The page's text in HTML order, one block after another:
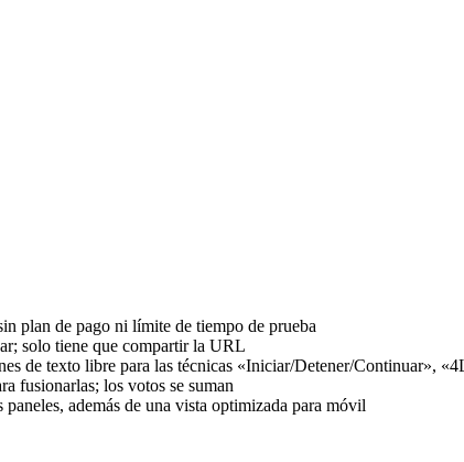
plan de pago ni límite de tiempo de prueba
solo tiene que compartir la URL
de texto libre para las técnicas «Iniciar/Detener/Continuar»,
fusionarlas; los votos se suman
además de una vista optimizada para móvil